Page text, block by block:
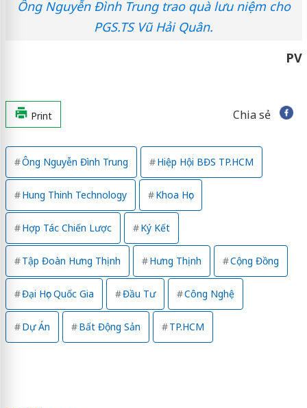
Ông Nguyễn Đình Trung trao quà lưu niệm cho
PGS.TS Vũ Hải Quân.
PV
Print Chia sẻ
Ông Nguyễn Đình Trung Hiệp Hội BĐS TP.HCM
Hung Thinh Technology Khoa Học
Hợp Tác Chiến Lược Ký Kết
Tập Đoàn Hưng Thịnh Hưng Thịnh Cộng Đồng
Đại Học Quốc Gia Đầu Tư Công Nghệ
Dự Án Bất Động Sản TP.HCM